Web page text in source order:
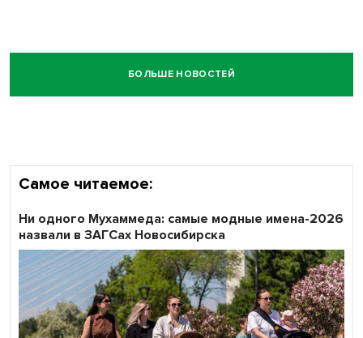
БОЛЬШЕ НОВОСТЕЙ
Самое читаемое:
Ни одного Мухаммеда: самые модные имена-2026
назвали в ЗАГСах Новосибирска